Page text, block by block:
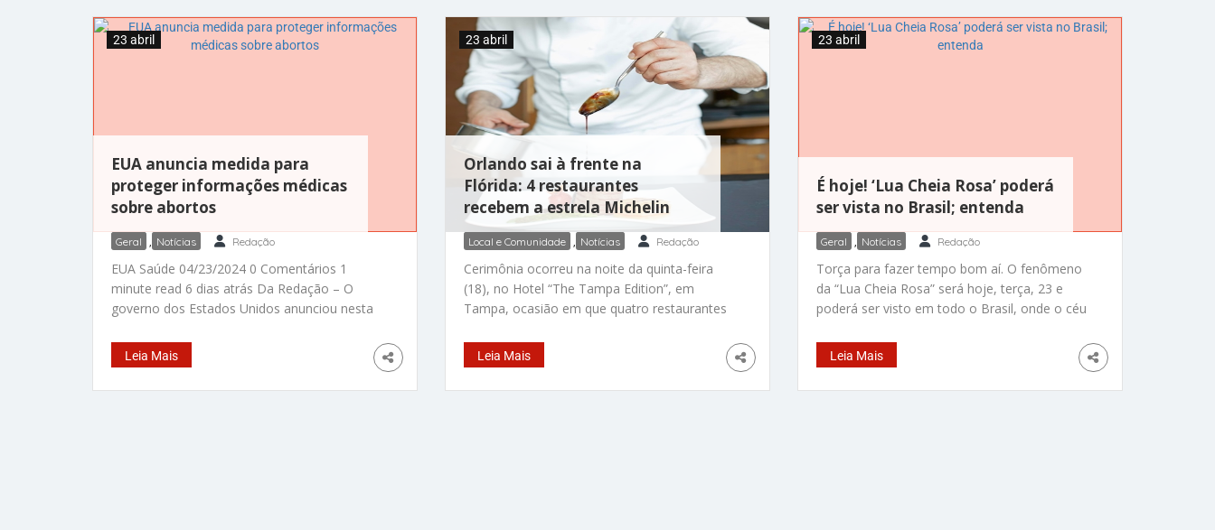
EUA anuncia medida para
proteger informações médicas
sobre abortos
23 abril
Geral , Notícias Redação
EUA Saúde 04/23/2024 0 Comentários 1
minute read 6 dias atrás Da Redação – O
governo dos Estados Unidos anunciou nesta
informações médicas sobre as mulheres que
fizeram abortos legais, para que elas não
possam ser usadas em investigações. A
Leia Mais
Orlando sai à frente na
Flórida: 4 restaurantes
recebem a estrela Michelin
23 abril
Local e Comunidade , Notícias Redação
Cerimônia ocorreu na noite da quinta-feira
(18), no Hotel “The Tampa Edition”, em
Tampa, ocasião em que quatro restaurantes
receberam uma estrela Michelin. Casas
atraem atenção de clientes, superando Miami
e Tampa Da Redação – Orlando se destaca
Leia Mais
É hoje! ‘Lua Cheia Rosa’ poderá
ser vista no Brasil; entenda
23 abril
Geral , Notícias Redação
Torça para fazer tempo bom aí. O fenômeno
da “Lua Cheia Rosa” será hoje, terça, 23 e
poderá ser visto em todo o Brasil, onde o céu
nome, ela não vai mudar de cor. Esse nome
foi dado por povos nativos dos EUA porque
nesta época as flores
Leia Mais